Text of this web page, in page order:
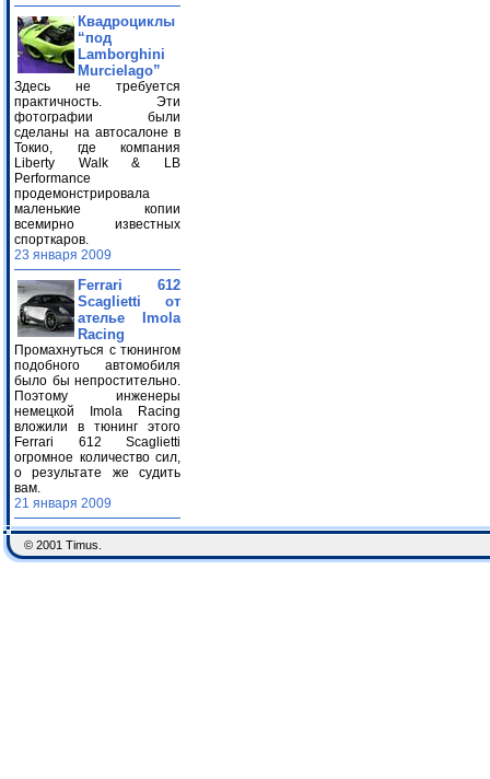
Квадроциклы
“под
Lamborghini
Murcielago”
Здесь не требуется
практичность. Эти
фотографии были
сделаны на автосалоне в
Токио, где компания
Liberty Walk & LB
Performance
продемонстрировала
маленькие копии
всемирно известных
спорткаров.
23 января 2009
Ferrari 612
Scaglietti от
ателье Imola
Racing
Промахнуться с тюнингом
подобного автомобиля
было бы непростительно.
Поэтому инженеры
немецкой Imola Racing
вложили в тюнинг этого
Ferrari 612 Scaglietti
огромное количество сил,
о результате же судить
вам.
21 января 2009
© 2001 Timus.